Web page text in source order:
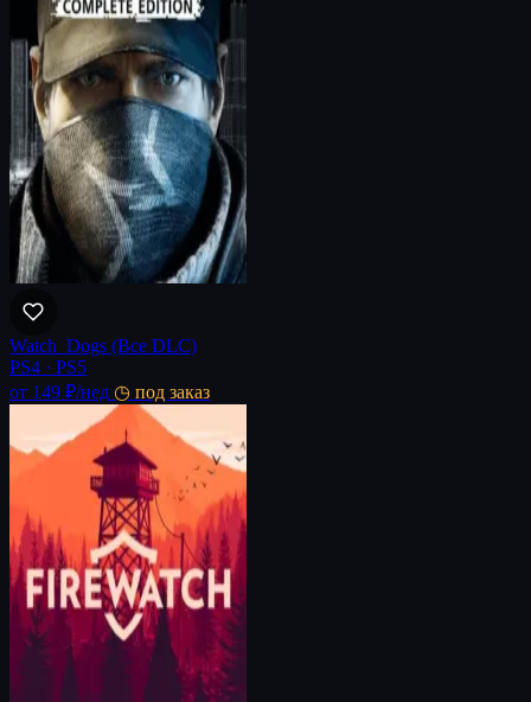
Watch_Dogs (Все DLC)
PS4 · PS5
от 149 ₽/нед ◷ под заказ